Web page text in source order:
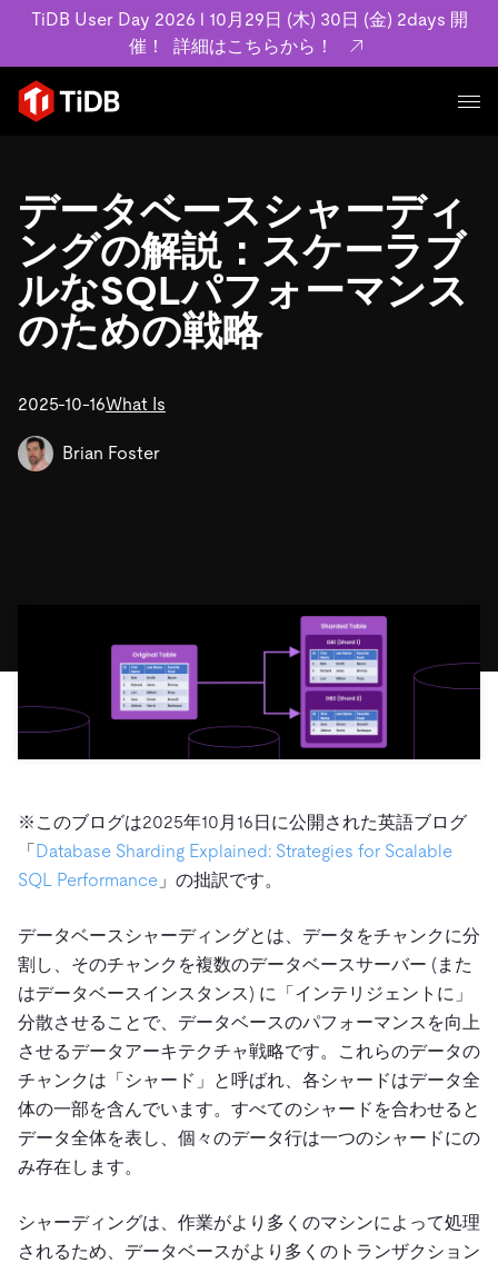
TiDB User Day 2026 l 10月29日 (木) 30日 (金) 2days 開
催！
詳細はこちらから！
プロダクト
MySQL互換の分散データベースで高可用性と水平スケー
ラビリティを備え大規模データをリアルタイムで処理でき
ます。
詳細はこちら
TiDB Cloud
料金
ユースケース
事例記事
お客様事例やユーザーによる検証結果の記事などを紹介し
ています。
SaaS
Build GenAI Applications
リソース
学習コンテンツ
アーカイブ動画
TiDB Labs 認定資格試験
基本規約、TiDBクラウドサービス契約、SLA、利用規約、
ニュース
会社案内
ドキュメント
データベースシャーディ
ングの解説：スケーラブ
ルなSQLパフォーマンス
のための戦略
2025-10-16What Is
Brian Foster
※このブログは2025年10月16日に公開された英語ブログ
「Database Sharding Explained: Strategies for Scalable
SQL Performance 」の拙訳です。
データベースシャーディングとは、データをチャンクに分
割し、そのチャンクを複数のデータベースサーバー (また
はデータベースインスタンス) に「インテリジェントに」
分散させることで、データベースのパフォーマンスを向上
させるデータアーキテクチャ戦略です。これらのデータの
チャンクは「シャード」と呼ばれ、各シャードはデータ全
体の一部を含んでいます。すべてのシャードを合わせると
データ全体を表し、個々のデータ行は一つのシャードにの
み存在します。
シャーディングは、作業がより多くのマシンによって処理
されるため、データベースがより多くのトランザクション